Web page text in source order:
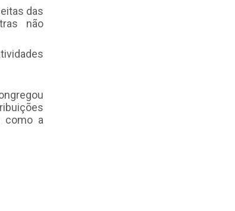
das
não
como a